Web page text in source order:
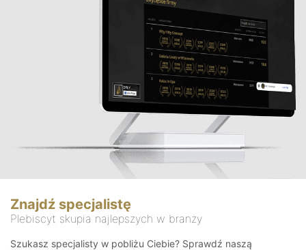
Znajdź specjalistę
Plebiscyt skupia najlepszych w branży
Szukasz specjalisty w pobliżu Ciebie? Sprawdź naszą